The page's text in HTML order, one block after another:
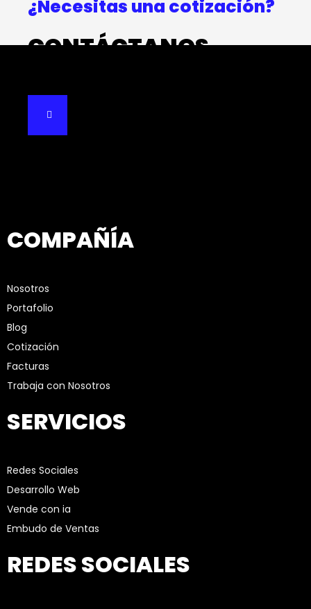
¿Necesitas una cotización?
CONTÁCTANOS
COMPAÑÍA
Nosotros
Portafolio
Blog
Cotización
Facturas
Trabaja con Nosotros
SERVICIOS
Redes Sociales
Desarrollo Web
Vende con ia
Embudo de Ventas
REDES SOCIALES